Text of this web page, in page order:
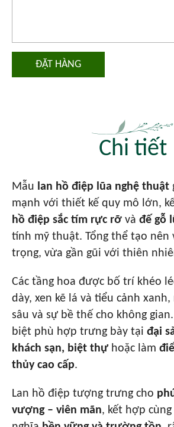
ĐẶT HÀNG
Chi tiết
Mẫu lan hồ điệp lũa nghệ thuật
mạnh với thiết kế quy mô lớn,
hồ điệp sắc tím rực rỡ và đế gỗ
tính mỹ thuật. Tổng thể tạo nên
trọng, vừa gần gũi với thiên
Các tầng hoa được bố trí khéo
dày, xen kẽ lá và tiểu cảnh
sâu và sự bề thế cho không
biệt phù hợp trưng bày tại đại
khách sạn, biệt thự hoặc làm
thủy cao cấp.
Lan hồ điệp tượng trưng cho
vượng – viên mãn, kết hợp